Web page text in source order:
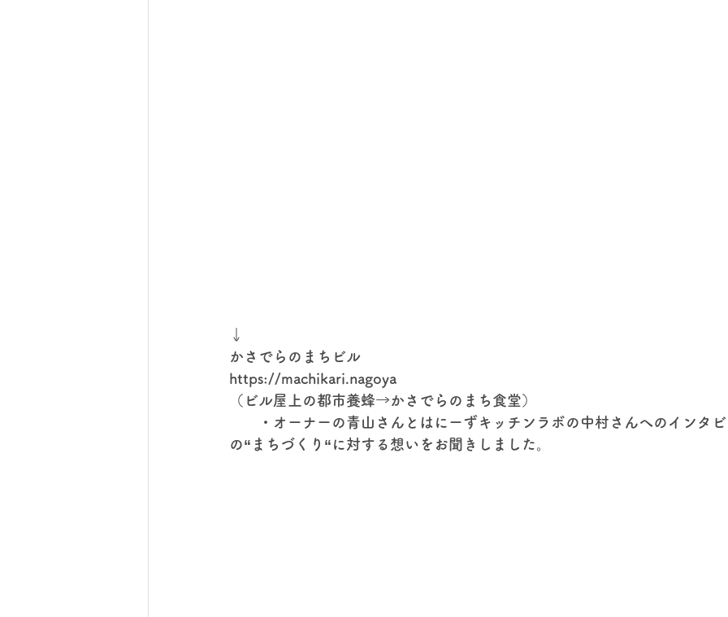
↓
かさでらのまちビル
https://machikari.nagoya
（ビル屋上の都市養蜂→かさでらのまち食堂）
・オーナーの青山さんとはにーずキッチンラボの中村さんへのインタビ
の“まちづくり“に対する想いをお聞きしました。